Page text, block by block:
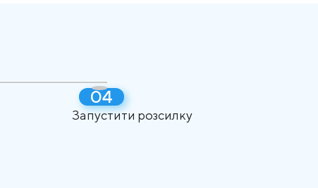
Запустити розсилку